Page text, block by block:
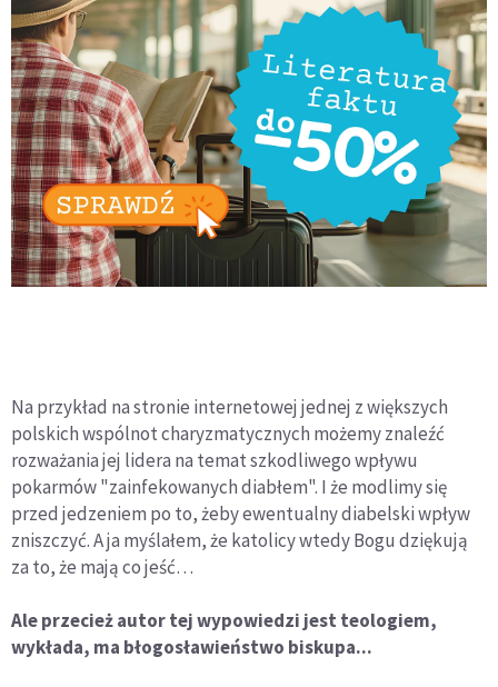
Na przykład na stronie internetowej jednej z większych
polskich wspólnot charyzmatycznych możemy znaleźć
rozważania jej lidera na temat szkodliwego wpływu
pokarmów "zainfekowanych diabłem". I że modlimy się
przed jedzeniem po to, żeby ewentualny diabelski wpływ
zniszczyć. A ja myślałem, że katolicy wtedy Bogu dziękują
za to, że mają co jeść…
Ale przecież autor tej wypowiedzi jest teologiem,
wykłada, ma błogosławieństwo biskupa...